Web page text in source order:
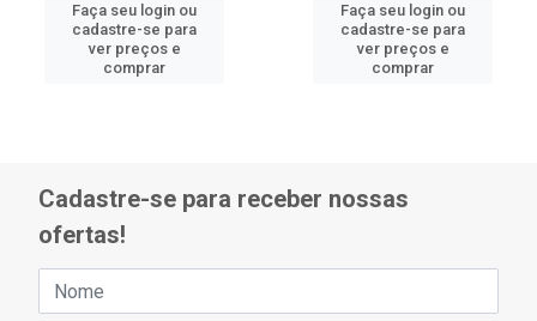
Faça seu login ou
cadastre-se para
ver preços e
comprar
Faça seu login ou
cadastre-se para
ver preços e
comprar
Cadastre-se para receber nossas
ofertas!